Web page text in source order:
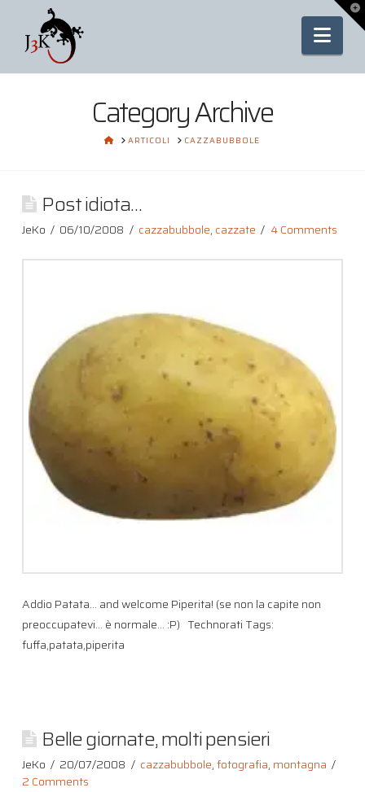
Category Archive
HOME
ARTICOLI CAZZABUBBOLE
Post idiota…
JeKo 06/10/2008 cazzabubbole, cazzate 4 Comments
Addio Patata… and welcome Piperita! (se non la capite non
preoccupatevi… è normale… :P) Technorati Tags:
fuffa,patata,piperita
Belle giornate, molti pensieri
JeKo 20/07/2008 cazzabubbole,fotografia, montagna
2 Comments